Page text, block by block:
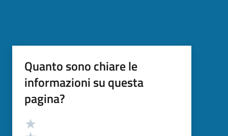
Quanto sono chiare le
informazioni su questa
pagina?
Valutazione